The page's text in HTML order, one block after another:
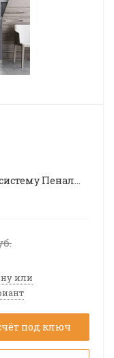
Пенал
и
или
под ключ